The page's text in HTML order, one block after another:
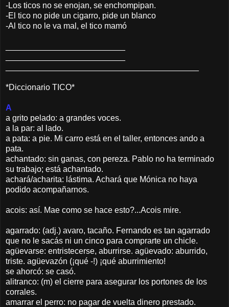
-Los ticos no se enojan, se enchompipan.
-El tico no pide un cigarro, pide un blanco
-Al tico no le va mal, el tico mamó
*Diccionario TICO*
A
a grito pelado: a grandes voces.
a la par: al lado.
a pata: a pie. Mi carro está en el taller, entonces ando a
pata.
achantado: sin ganas, con pereza. Pablo no ha terminado
su trabajo; está achantado.
achará/acharita: lástima. Achará que Mónica no haya
podido acompañarnos.
acois: así. Mae como se hace esto?...Acois mire.
agarrado: (adj.) avaro, tacaño. Fernando es tan agarrado
que no le sacás ni un cinco para comprarte un chicle.
agüevarse: entristecerse, aburrirse. agüevado: aburrido,
triste. agüevazón (¡qué -!) ¡qué aburrimiento!
se ahorcó: se casó.
alitranco: (m) el cierre para asegurar los portones de los
corrales.
amarrar el perro: no pagar de vuelta dinero prestado.